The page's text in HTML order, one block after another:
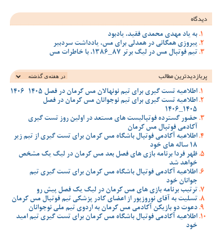
دیدگاه
به یاد مهدی محمدی فقید، یادبود
پیروزی همگانی در همدلی برای مس، یادداشت سردبیر
تیم فوتبال مس در لیگ برتر 87_1386، با خاطرات مس
پربازدیدترین‌ مطالب
اطلاعیه تست گیری برای تیم نونهالان مس کرمان در فصل 1405-1406
اطلاعیه تست گیری برای تیم نوجوانان مس کرمان در فصل
1405_1406
حضور گسترده فوتبالیست های مستعد در اولین روز تست گیری
آکادمی فوتبال مس کرمان
اطلاعیه آکادمی فوتبال باشگاه مس کرمان برای تست گیری از تیم زیر
18 ساله های خود
ظهر فردا برنامه بازی های فصل بعد مس کرمان در لیگ یک مشخص
خواهد شد
اطلاعیه آکادمی فوتبال باشگاه مس کرمان برای تست گیری تیم
جوانان خود
ترتیب برنامه بازی های مس کرمان در لیگ یک فصل پیش رو
تسلیت به آقای نوروزپور از اعضای کادر پزشکی تیم فوتبال مس کرمان
دعوت دو بازیکن آکادمی مس کرمان به اردوی تیم ملی نوجوانان
اطلاعیه آکادمی فوتبال باشگاه مس کرمان برای تست گیری تیم امید
خود